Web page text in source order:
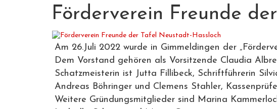
Förderverein Freunde
Am 26.Juli 2022 wurde in Gimmeldingen der
Dem Vorstand gehören als Vorsitzende Claudia
Schatzmeisterin ist Jutta Fillibeck, Schriftführerin
Andreas Böhringer und Clemens Stahler,
Weitere Gründungsmitglieder sind Marina